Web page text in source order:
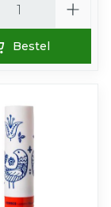
Bestel